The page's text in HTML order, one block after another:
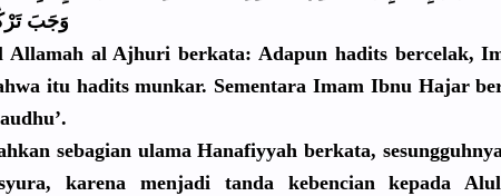
وَجَبَ
Allamah al Ajhuri berkata: Adapun hadits bercelak,
itu hadits munkar. Sementara Imam Ibnu Hajar
sebagian ulama Hanafiyyah berkata, sesungguhn
karena menjadi tanda kebencian kepada